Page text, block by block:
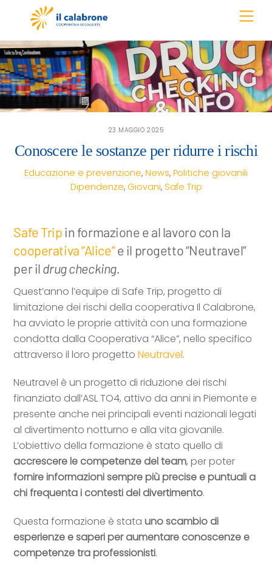
content
23 MAGGIO 2025
Conoscere le sostanze per ridurre i rischi
Educazione e prevenzione, News, Politiche giovanili
Dipendenze, Giovani, Safe Trip
Safe Tripin formazione e al lavoro con la
cooperativa “Alice”e il progetto “Neutravel”
per ildrug checking.
Quest’anno l’equipe di Safe Trip, progetto di
limitazione dei rischi della cooperativa Il Calabrone,
ha avviato le proprie attività con una formazione
condotta dalla Cooperativa “Alice”, nello specifico
attraverso il loro progettoNeutravel.
Neutravel è un progetto di riduzione dei rischi
finanziato dall’ASL TO4, attivo da anni in Piemonte e
presente anche nei principali eventi nazionali legati
al divertimento notturno e alla vita giovanile.
L’obiettivo della formazione è stato quello di
accrescere le competenze del team, per poter
fornire informazioni sempre più precise e puntuali a
chi frequenta i contesti del divertimento.
Questa formazione è statauno scambio di
esperienze e saperi per aumentare conoscenze e
competenze tra professionisti.